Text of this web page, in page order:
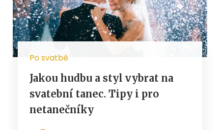
Po svatbě
Jakou hudbu a styl vybrat na
svatební tanec. Tipy i pro
netanečníky